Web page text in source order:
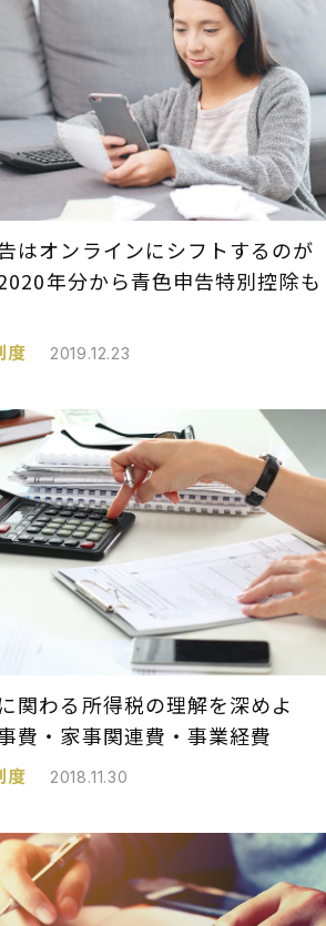
はオンラインにシフトするのが
年分から青色申告特別控除も
度 2019.12.23
関わる所得税の理解を深めよ
費・家事関連費・事業経費
度 2018.11.30